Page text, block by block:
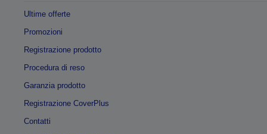
Ultime offerte
Promozioni
Registrazione prodotto
Procedura di reso
Garanzia prodotto
Registrazione CoverPlus
Contatti